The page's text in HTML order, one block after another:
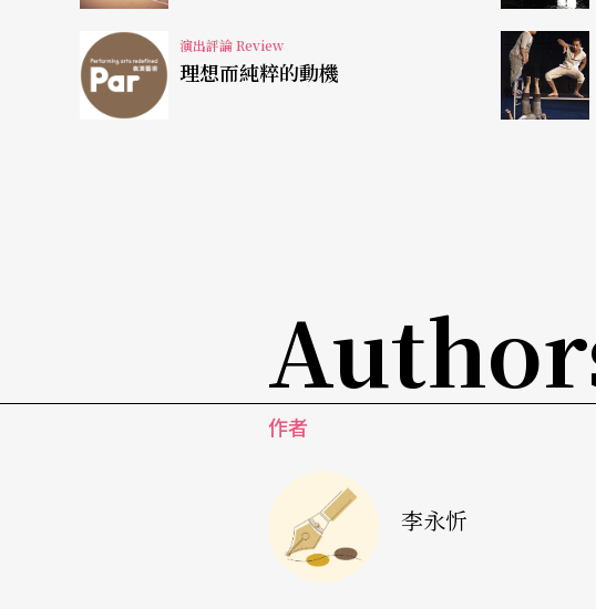
長樂句，凝聚力道以求排山倒海之氣勢與高潮，可謂撼山
力盛未能繼仍為NSO奪下本季重要一勝
在，但並沒有走在同樣的曲思上，情緒的拿捏進退維谷，
巨大的能量升騰扳回一成，但與第一部分相比已是強弩之
台擴充的關係，幾乎所有的獨唱者都補強了聚光燈，但為
是當天最重要的明星嗎）？整個第二部分希歐琳獨唱時燈
情是喜怒哀還是樂，臉上究竟是汗還是淚……
姑且不論第二部分是氣力放盡還是整合未盡理想（在下欣
演出評論 Review
理想而純粹的動機
作者
李永忻